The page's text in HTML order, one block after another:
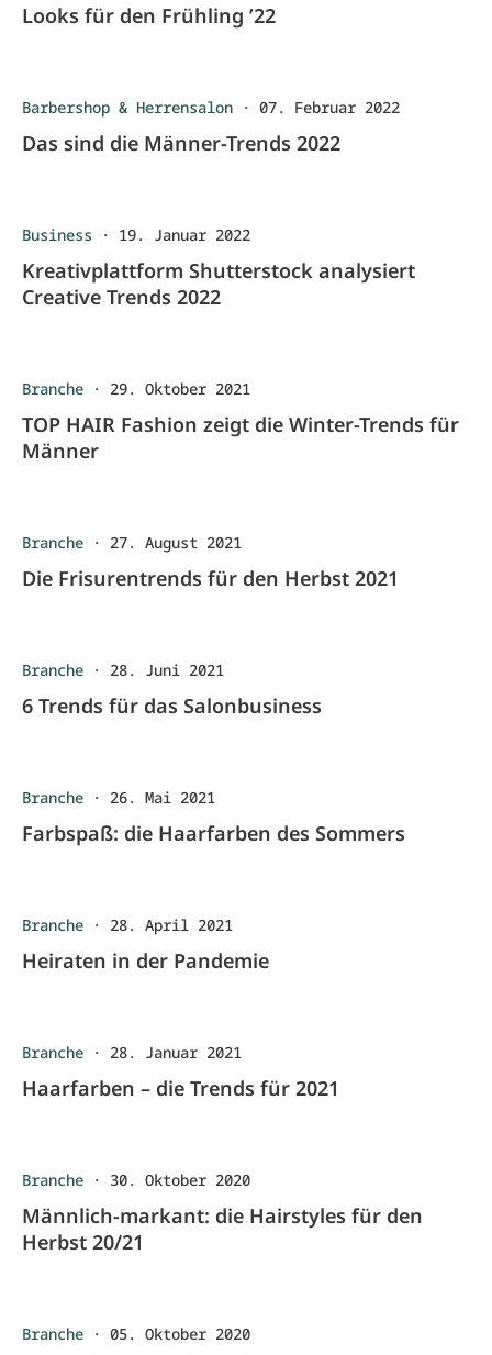
Looks für den Frühling ’22
Barbershop & Herrensalon · 07. Februar 2022
Das sind die Männer-Trends 2022
Business · 19. Januar 2022
Kreativplattform Shutterstock analysiert
Creative Trends 2022
Branche · 29. Oktober 2021
TOP HAIR Fashion zeigt die Winter-Trends für
Männer
Branche · 27. August 2021
Die Frisurentrends für den Herbst 2021
Branche · 28. Juni 2021
6 Trends für das Salonbusiness
Branche · 26. Mai 2021
Farbspaß: die Haarfarben des Sommers
Branche · 28. April 2021
Heiraten in der Pandemie
Branche · 28. Januar 2021
Haarfarben – die Trends für 2021
Branche · 30. Oktober 2020
Männlich-markant: die Hairstyles für den
Herbst 20/21
Branche · 05. Oktober 2020